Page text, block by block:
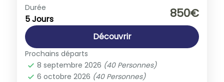
Europe
1-40 People
Durée
5 Jours 850€
Découvrir
Prochains départs
8 septembre 2026 (40 Personnes)
6 octobre 2026 (40 Personnes)